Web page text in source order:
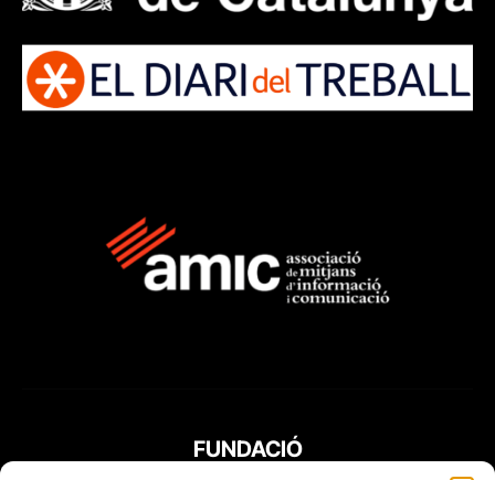
FUNDACIÓ